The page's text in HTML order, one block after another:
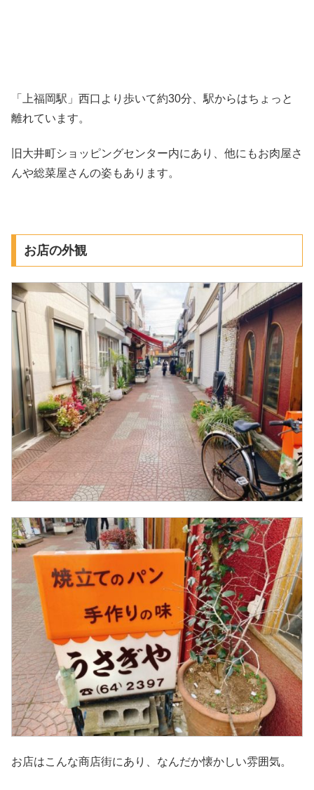
「上福岡駅」西口より歩いて約30分、駅からはちょっと
離れています。
旧大井町ショッピングセンター内にあり、他にもお肉屋さ
んや総菜屋さんの姿もあります。
お店の外観
お店はこんな商店街にあり、なんだか懐かしい雰囲気。